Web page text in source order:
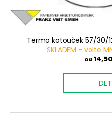
Termo kotouček 57/30/
SKLADEM - volte
od